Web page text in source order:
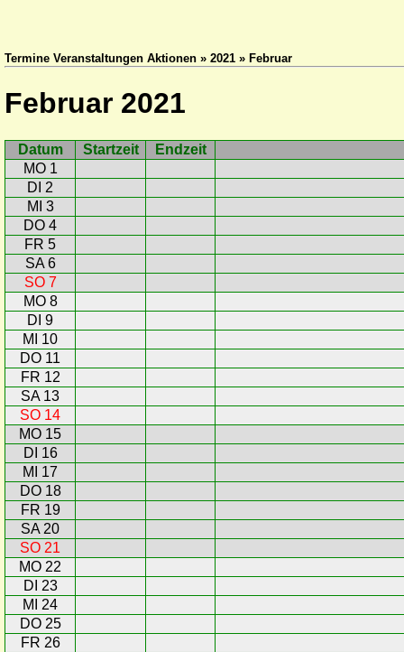
Termine Veranstaltungen Aktionen » 2021 » Februar
Februar 2021
Datum Startzeit
Endzeit
MO 1
DI 2
MI 3
DO 4
FR 5
SA 6
SO 7
MO 8
DI 9
MI 10
DO 11
FR 12
SA 13
SO 14
MO 15
DI 16
MI 17
DO 18
FR 19
SA 20
SO 21
MO 22
DI 23
MI 24
DO 25
FR 26